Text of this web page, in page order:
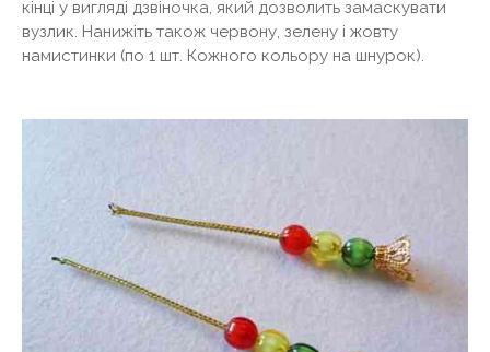
кінці у вигляді дзвіночка, який дозволить замаскувати
вузлик. Нанижіть також червону, зелену і жовту
намистинки (по 1 шт. Кожного кольору на шнурок).